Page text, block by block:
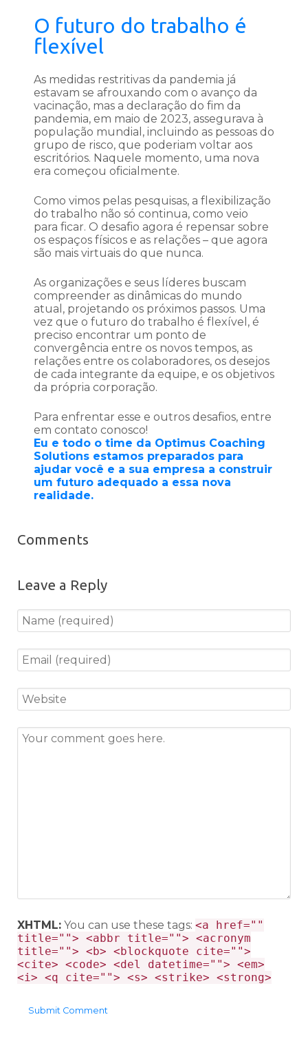
O futuro do trabalho é
flexível
As medidas restritivas da pandemia já
estavam se afrouxando com o avanço da
vacinação, mas a declaração do fim da
pandemia, em maio de 2023, assegurava à
população mundial, incluindo as pessoas do
grupo de risco, que poderiam voltar aos
escritórios. Naquele momento, uma nova
era começou oficialmente.
Como vimos pelas pesquisas, a flexibilização
do trabalho não só continua, como veio
para ficar. O desafio agora é repensar sobre
os espaços físicos e as relações – que agora
são mais virtuais do que nunca.
As organizações e seus líderes buscam
compreender as dinâmicas do mundo
atual, projetando os próximos passos. Uma
vez que o futuro do trabalho é flexível, é
preciso encontrar um ponto de
convergência entre os novos tempos, as
relações entre os colaboradores, os desejos
de cada integrante da equipe, e os objetivos
da própria corporação.
Para enfrentar esse e outros desafios, entre
em contato conosco!
Eu e todo o time da Optimus Coaching
Solutions estamos preparados para
ajudar você e a sua empresa a construir
um futuro adequado a essa nova
realidade.
Comments
Leave a Reply
XHTML: You can use these tags: <a href=""
title=""> <abbr title=""> <acronym
title=""> <b> <blockquote cite="">
<cite> <code> <del datetime=""> <em>
<i> <q cite=""> <s> <strike> <strong>